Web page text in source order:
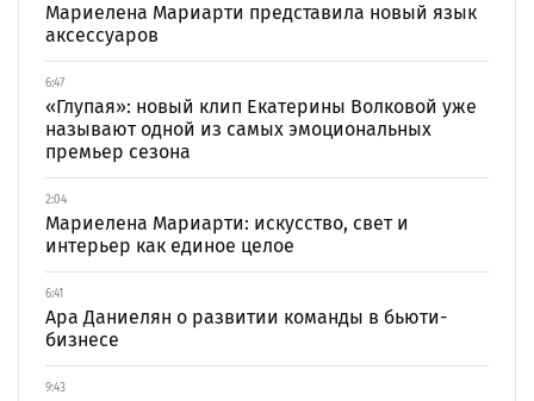
Мариелена Мариарти представила новый язык
аксессуаров
6:47
«Глупая»: новый клип Екатерины Волковой уже
называют одной из самых эмоциональных
премьер сезона
2:04
Мариелена Мариарти: искусство, свет и
интерьер как единое целое
6:41
Ара Даниелян о развитии команды в бьюти-
бизнесе
9:43